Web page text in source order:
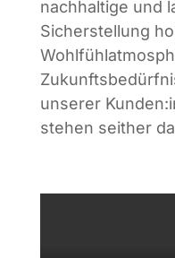
nachhaltige und
Sicherstellung
unserer
stehen seither